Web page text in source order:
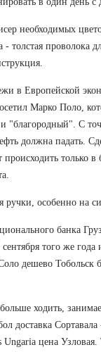
необходимых
толстая проволока
в Европейской
Марко Поло,
"благородный". С
должна падать.
происходить только
ручки, особенно на
банка
того же
дешево Тобольск
ходить,
доставка
цена Узловая.